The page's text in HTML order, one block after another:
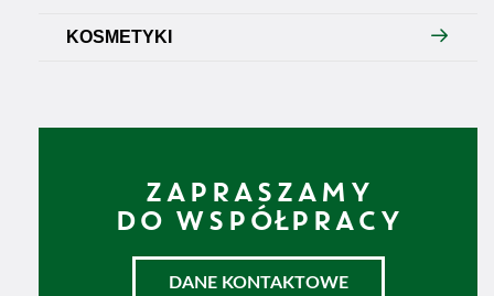
KOSMETYKI
ZAPRASZAMY
DO WSPÓŁPRACY
DANE KONTAKTOWE